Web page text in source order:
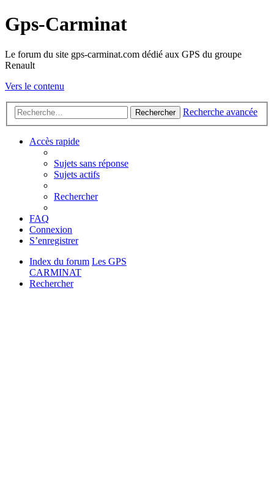
Gps-Carminat
Le forum du site gps-carminat.com dédié aux GPS du groupe
Renault
Vers le contenu
Rechercher Recherche avancée
Accès rapide
Sujets sans réponse
Sujets actifs
Rechercher
FAQ
Connexion
S’enregistrer
Index du forum Les GPS
CARMINAT
Rechercher